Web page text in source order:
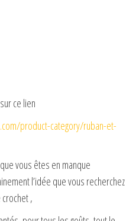
ce lien
product-category/ruban-et-
vous êtes en manque
l’idée que vous recherchez
,